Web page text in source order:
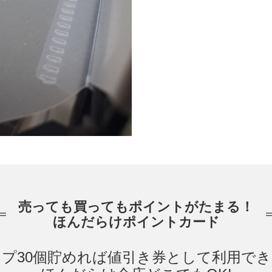
売っても買ってもポイントがたまる！
ほんだらけポイントカード
30個貯めれば値引き券として利用で